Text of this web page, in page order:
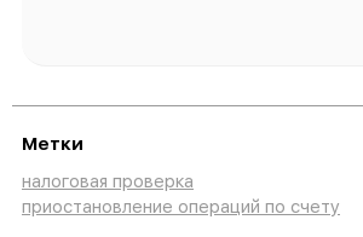
Метки
налоговая проверка
приостановление операций по счету